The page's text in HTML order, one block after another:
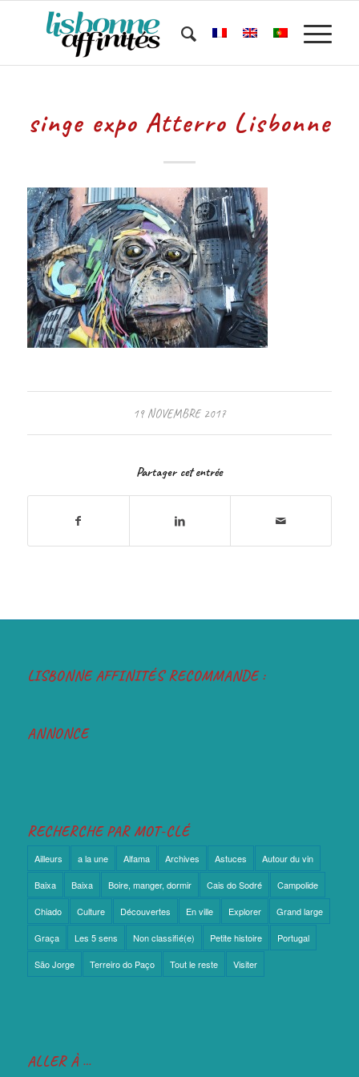
singe expo Atterro Lisbonne
19 NOVEMBRE 2017
Partager cet entrée
LISBONNE AFFINITÉS RECOMMANDE :
ANNONCE
RECHERCHE PAR MOT-CLÉ
Ailleurs a la une Alfama Archives Astuces Autour du vin
Baixa Baixa Boire, manger, dormir Cais do Sodré Campolide
Chiado Culture Découvertes En ville Explorer Grand large
Graça Les 5 sens Non classifié(e) Petite histoire Portugal
São Jorge Terreiro do Paço Tout le reste Visiter
ALLER À …